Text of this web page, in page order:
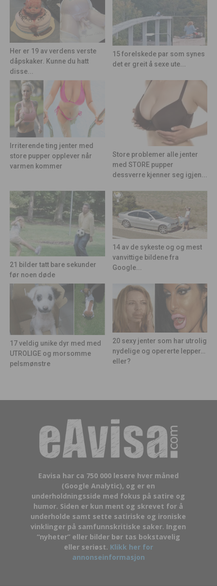
Her er 19 av verdens verste
dåpskaker. Kunne du hatt
disse...
15 forelskede par som synes
det er greit å sexe ute...
Irriterende ting jenter med
store pupper opplever når
varmen kommer
Store problemer alle jenter
med STORE pupper
dessverre kjenner seg igjen...
21 bilder tatt bare sekunder
før noen døde
14 av de sykeste og og mest
vanvittige bildene fra
Google...
17 veldig unike dyr med med
UTROLIGE og morsomme
pelsmønstre
20 sexy jenter som har utrolig
nydelige og opererte lepper…
eller?
Eavisa har ca 750 000 lesere hver måned
(Google Analytic), og er en
underholdningsside med fokus på satire og
humor. Siden er kun ment og skrevet for å
underholde samt sette satiriske og ironiske
vinklinger på samfunnskritiske saker. Ingen
“nyheter” eller bilder bør tas bokstavelig
eller seriøst. Klikk her for
annonseinformasjon